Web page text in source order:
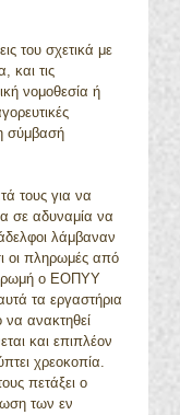
του σχετικά με
και τις
νομοθεσία ή
σύμβασή
τους για να
σε αδυναμία να
λάμβαναν
οι πληρωμές από
ο ΕΟΠΥΥ
τα εργαστήρια
να ανακτηθεί
και επιπλέον
χρεοκοπία.
πετάξει ο
των εν